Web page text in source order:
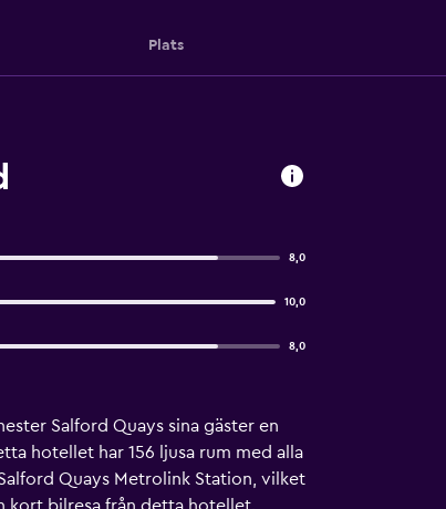
Plats
8,0
10,0
8,0
Salford Quays sina gäster en
hotellet har 156 ljusa rum med alla
Quays Metrolink Station, vilket